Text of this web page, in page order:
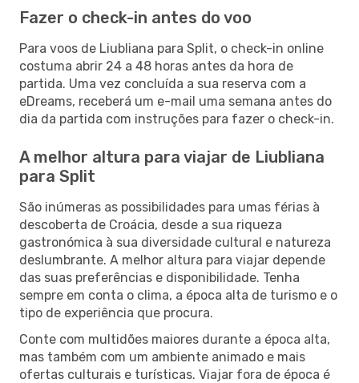
Fazer o check-in antes do voo
Para voos de Liubliana para Split, o check-in online
costuma abrir 24 a 48 horas antes da hora de
partida. Uma vez concluída a sua reserva com a
eDreams, receberá um e-mail uma semana antes do
dia da partida com instruções para fazer o check-in.
A melhor altura para viajar de Liubliana
para Split
São inúmeras as possibilidades para umas férias à
descoberta de Croácia, desde a sua riqueza
gastronómica à sua diversidade cultural e natureza
deslumbrante. A melhor altura para viajar depende
das suas preferências e disponibilidade. Tenha
sempre em conta o clima, a época alta de turismo e o
tipo de experiência que procura.
Conte com multidões maiores durante a época alta,
mas também com um ambiente animado e mais
ofertas culturais e turísticas. Viajar fora de época é